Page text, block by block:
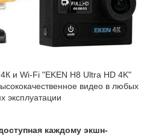
и Wi-Fi "EKEN H8 Ultra HD 4K"
видео в любых
эксплуатации
каждому экшн-